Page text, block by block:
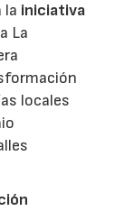
la iniciativa
La
locales